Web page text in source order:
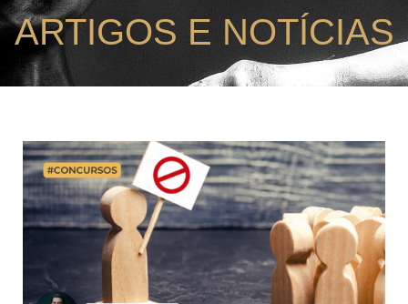
ARTIGOS E NOTÍCIAS